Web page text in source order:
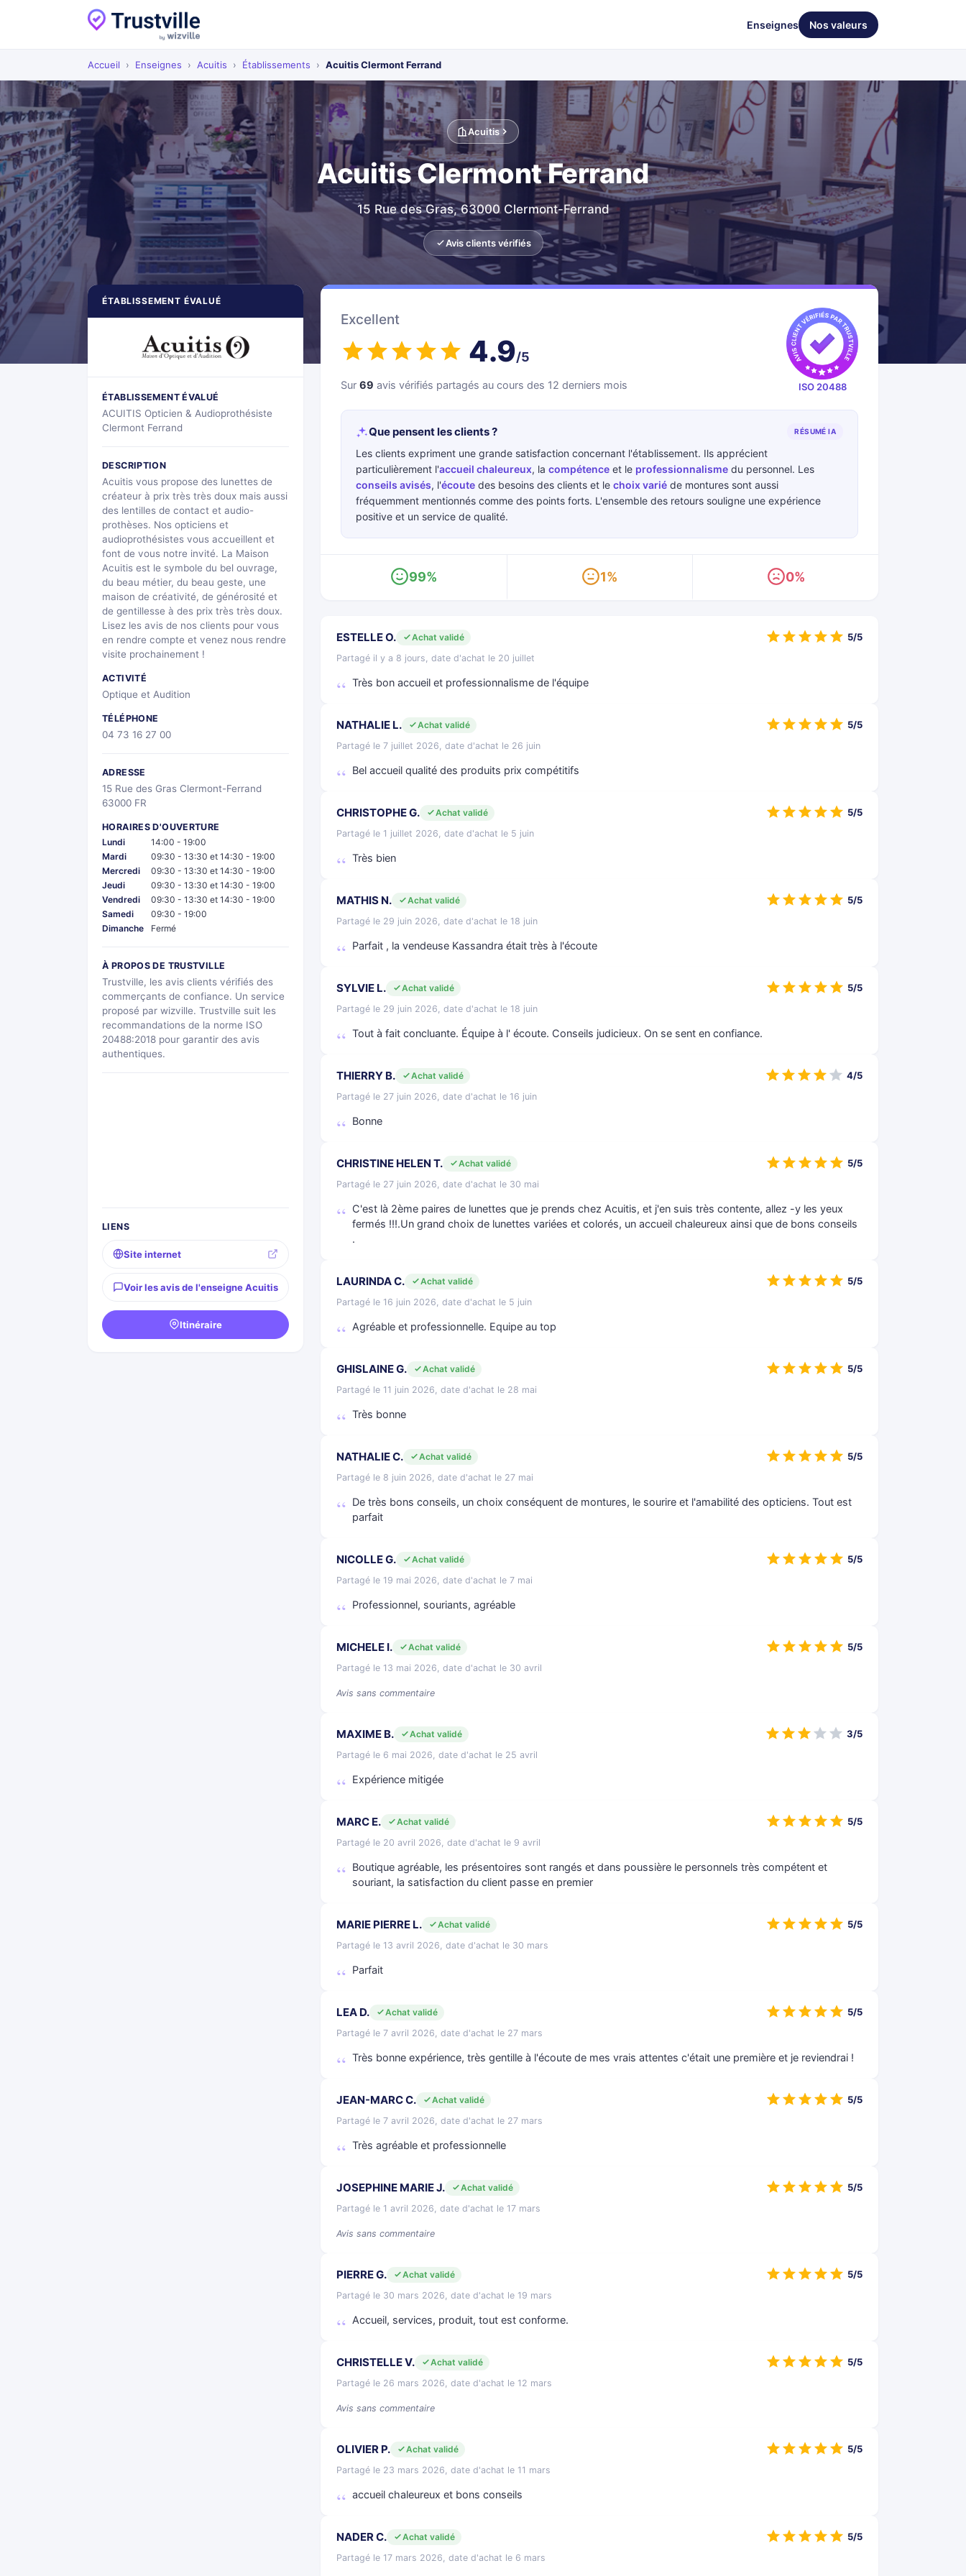
Enseignes Nos valeurs
Accueil › Enseignes › Acuitis › Établissements › Acuitis Clermont Ferrand
Acuitis
Acuitis Clermont Ferrand
15 Rue des Gras, 63000 Clermont-Ferrand
Avis clients vérifiés
ÉTABLISSEMENT ÉVALUÉ
ÉTABLISSEMENT ÉVALUÉ
ACUITIS Opticien & Audioprothésiste
Clermont Ferrand
DESCRIPTION
Acuitis vous propose des lunettes de
créateur à prix très très doux mais aussi
des lentilles de contact et audio-
prothèses. Nos opticiens et
audioprothésistes vous accueillent et
font de vous notre invité. La Maison
Acuitis est le symbole du bel ouvrage,
du beau métier, du beau geste, une
maison de créativité, de générosité et
de gentillesse à des prix très très doux.
Lisez les avis de nos clients pour vous
en rendre compte et venez nous rendre
visite prochainement !
ACTIVITÉ
Optique et Audition
TÉLÉPHONE
04 73 16 27 00
ADRESSE
15 Rue des Gras Clermont-Ferrand
63000 FR
HORAIRES D'OUVERTURE
Lundi
14:00 - 19:00
Mardi
09:30 - 13:30 et 14:30 - 19:00
Mercredi
09:30 - 13:30 et 14:30 - 19:00
Jeudi
09:30 - 13:30 et 14:30 - 19:00
Vendredi
09:30 - 13:30 et 14:30 - 19:00
Samedi
09:30 - 19:00
Dimanche
Fermé
À PROPOS DE TRUSTVILLE
Trustville, les avis clients vérifiés des
commerçants de confiance. Un service
proposé par wizville. Trustville suit les
recommandations de la norme ISO
20488:2018 pour garantir des avis
authentiques.
LIENS
Site internet
Voir les avis de l'enseigne Acuitis
Itinéraire
Excellent
4.9/5
Sur 69 avis vérifiés partagés au cours des 12 derniers mois ISO 20488
Que pensent les clients ? RÉSUMÉ IA
Les clients expriment une grande satisfaction concernant l'établissement. Ils apprécient
particulièrement l'accueil chaleureux, la compétence et le professionnalisme du personnel. Les
conseils avisés, l'écoute des besoins des clients et le choix varié de montures sont aussi
fréquemment mentionnés comme des points forts. L'ensemble des retours souligne une expérience
positive et un service de qualité.
99% 1% 0%
ESTELLE O.
Achat validé
Partagé il y a 8 jours, date d'achat le 20 juillet
Très bon accueil et professionnalisme de l'équipe
5/5
NATHALIE L.
Achat validé
Partagé le 7 juillet 2026, date d'achat le 26 juin
Bel accueil qualité des produits prix compétitifs
5/5
CHRISTOPHE G.
Achat validé
Partagé le 1 juillet 2026, date d'achat le 5 juin
Très bien
5/5
MATHIS N.
Achat validé
Partagé le 29 juin 2026, date d'achat le 18 juin
Parfait , la vendeuse Kassandra était très à l'écoute
5/5
SYLVIE L.
Achat validé
Partagé le 29 juin 2026, date d'achat le 18 juin
Tout à fait concluante. Équipe à l' écoute. Conseils judicieux. On se sent en confiance.
5/5
THIERRY B.
Achat validé
Partagé le 27 juin 2026, date d'achat le 16 juin
Bonne
4/5
CHRISTINE HELEN T.
Achat validé
Partagé le 27 juin 2026, date d'achat le 30 mai
C'est là 2ème paires de lunettes que je prends chez Acuitis, et j'en suis très contente, allez -y les yeux
fermés !!!.Un grand choix de lunettes variées et colorés, un accueil chaleureux ainsi que de bons conseils
.
5/5
LAURINDA C.
Achat validé
Partagé le 16 juin 2026, date d'achat le 5 juin
Agréable et professionnelle. Equipe au top
5/5
GHISLAINE G.
Achat validé
Partagé le 11 juin 2026, date d'achat le 28 mai
Très bonne
5/5
NATHALIE C.
Achat validé
Partagé le 8 juin 2026, date d'achat le 27 mai
De très bons conseils, un choix conséquent de montures, le sourire et l'amabilité des opticiens. Tout est
parfait
5/5
NICOLLE G.
Achat validé
Partagé le 19 mai 2026, date d'achat le 7 mai
Professionnel, souriants, agréable
5/5
MICHELE I.
Achat validé
Partagé le 13 mai 2026, date d'achat le 30 avril
Avis sans commentaire
5/5
MAXIME B.
Achat validé
Partagé le 6 mai 2026, date d'achat le 25 avril
Expérience mitigée
3/5
MARC E.
Achat validé
Partagé le 20 avril 2026, date d'achat le 9 avril
Boutique agréable, les présentoires sont rangés et dans poussière le personnels très compétent et
souriant, la satisfaction du client passe en premier
5/5
MARIE PIERRE L.
Achat validé
Partagé le 13 avril 2026, date d'achat le 30 mars
Parfait
5/5
LEA D.
Achat validé
Partagé le 7 avril 2026, date d'achat le 27 mars
Très bonne expérience, très gentille à l'écoute de mes vrais attentes c'était une première et je reviendrai !
5/5
JEAN-MARC C.
Achat validé
Partagé le 7 avril 2026, date d'achat le 27 mars
Très agréable et professionnelle
5/5
JOSEPHINE MARIE J.
Achat validé
Partagé le 1 avril 2026, date d'achat le 17 mars
Avis sans commentaire
5/5
PIERRE G.
Achat validé
Partagé le 30 mars 2026, date d'achat le 19 mars
Accueil, services, produit, tout est conforme.
5/5
CHRISTELLE V.
Achat validé
Partagé le 26 mars 2026, date d'achat le 12 mars
Avis sans commentaire
5/5
OLIVIER P.
Achat validé
Partagé le 23 mars 2026, date d'achat le 11 mars
accueil chaleureux et bons conseils
5/5
NADER C.
Achat validé
Partagé le 17 mars 2026, date d'achat le 6 mars
5/5